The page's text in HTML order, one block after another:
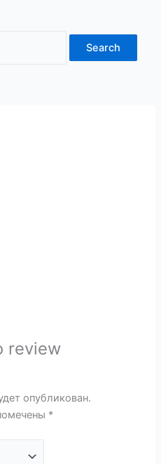
Search
review
опубликован.
*